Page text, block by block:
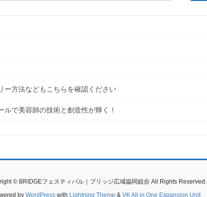
ー方法などもこちらを確認ください
で美容師の技術と創造性が輝く！
© BRIDGEフェスティバル｜ブリッジ広域協同組合 All Rights Reserved.
by WordPresswith Lightning Theme & VK All in One Expansion Unit